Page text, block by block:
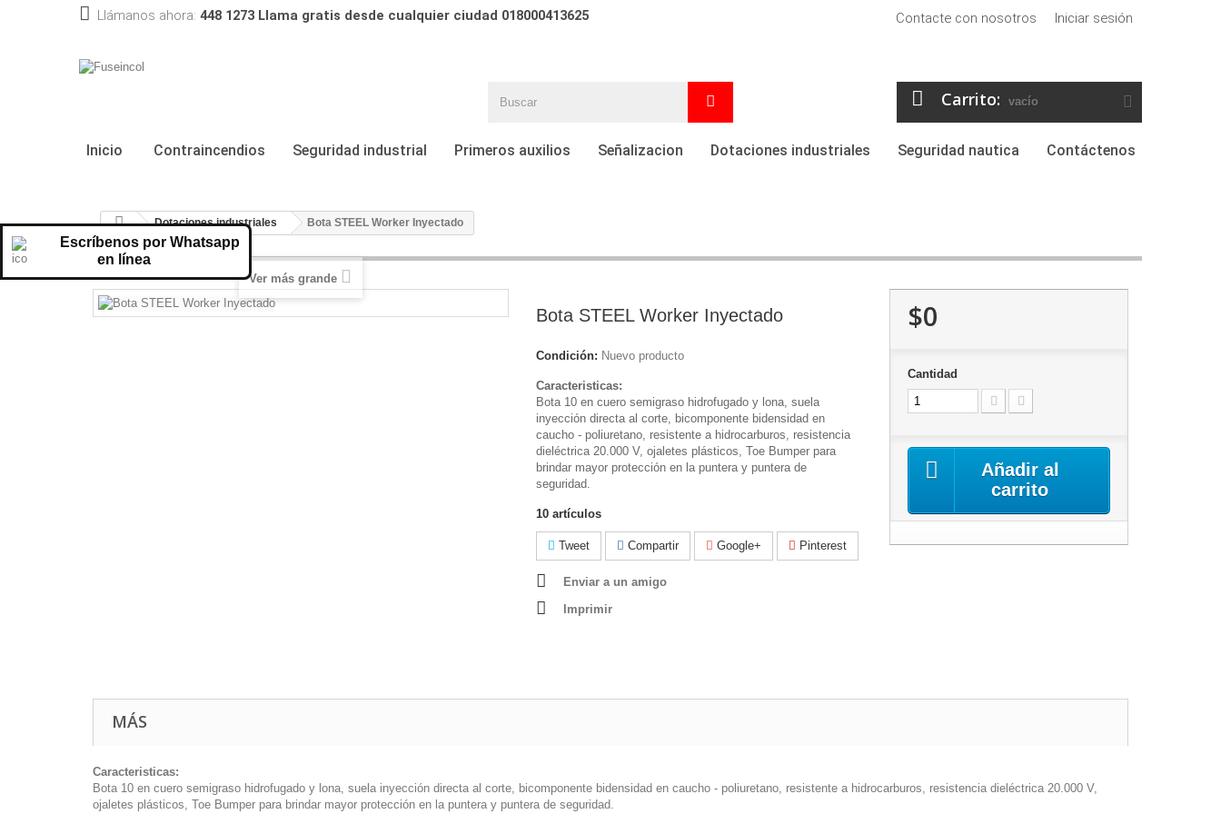
Escríbenos por Whatsapp
en línea
Iniciar sesión
Contacte con nosotros
Llámanos ahora: 448 1273 Llama gratis desde cualquier ciudad 018000413625
Carrito: vacío
Inicio Contraincendios Seguridad industrial Primeros auxilios Señalizacion Dotaciones industriales Seguridad nautica Contáctenos
Dotaciones industriales Bota STEEL Worker Inyectado
Ver más grande
Bota STEEL Worker Inyectado
Condición: Nuevo producto
Caracteristicas:
Bota 10 en cuero semigraso hidrofugado y lona, suela
inyección directa al corte, bicomponente bidensidad en
caucho - poliuretano, resistente a hidrocarburos, resistencia
dieléctrica 20.000 V, ojaletes plásticos, Toe Bumper para
brindar mayor protección en la puntera y puntera de
seguridad.
10 artículos
Tweet Compartir Google+ Pinterest
Enviar a un amigo
Imprimir
$0
Cantidad
Añadir al
carrito
MÁS
Caracteristicas:
Bota 10 en cuero semigraso hidrofugado y lona, suela inyección directa al corte, bicomponente bidensidad en caucho - poliuretano, resistente a hidrocarburos, resistencia dieléctrica 20.000 V,
ojaletes plásticos, Toe Bumper para brindar mayor protección en la puntera y puntera de seguridad.